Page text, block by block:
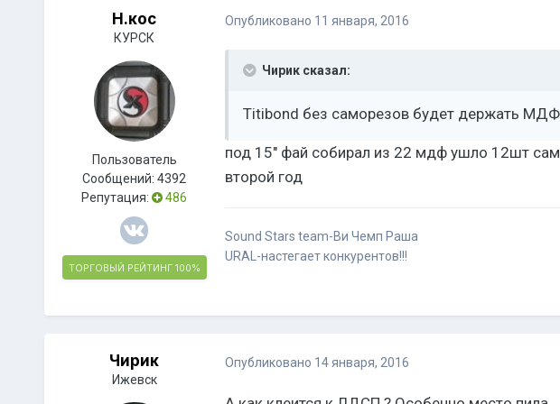
Н.кос
КУРСК
Пользователь
Сообщений:4392
Репутация:
486
ТОРГОВЫЙ РЕЙТИНГ 100%
Опубликовано 11 января, 2016
Чирик сказал:
Titibond без саморезов будет держать
под 15" фай собирал из 22 мдф ушло 12шт
второй год
Sound Stars team-Ви Чемп Раша
URAL-настегает конкурентов!!!
Чирик
Ижевск
Опубликовано 14 января, 2016